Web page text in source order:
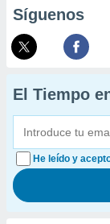
Síguenos
El Tiempo
He leído y